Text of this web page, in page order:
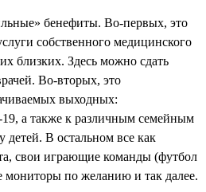
бенефиты. Во-первых, это
собственного медицинского
близких. Здесь можно сдать
Во-вторых, это
выходных:
а также к различным семейным
детей. В остальном все как
свои играющие команды (футбол
по желанию и так далее.